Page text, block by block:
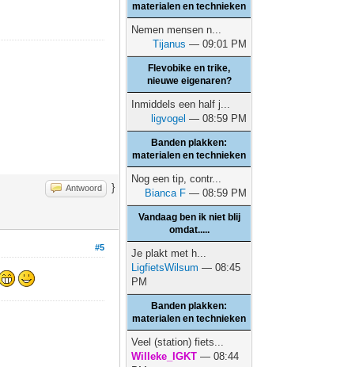
Antwoord }
#5
materialen en technieken
Nemen mensen n...
Tijanus — 09:01 PM
Flevobike en trike,
nieuwe eigenaren?
Inmiddels een half j...
ligvogel — 08:59 PM
Banden plakken:
materialen en technieken
Nog een tip, contr...
Bianca F — 08:59 PM
Vandaag ben ik niet blij
omdat.....
Je plakt met h...
LigfietsWilsum — 08:45
PM
Banden plakken:
materialen en technieken
Veel (station) fiets...
Willeke_IGKT — 08:44